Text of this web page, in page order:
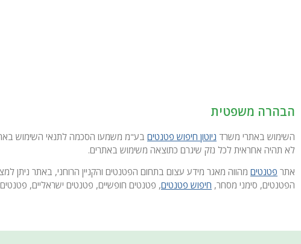
הבהרה משפטית
השימוש באתרי משרד ניוטון חיפוש פטנטים בע"מ משמעו הסכמה לתנאי השימוש
לא תהיה אחראית לכל נזק שיגרם כתוצאה משימוש באתרים.
אתר פטנטים מהווה מאגר מידע עצום בתחום הפטנטים והקניין הרוחני, באתר ניתן
הפטנטים, סימני מסחר, חיפוש פטנטים, פטנטים חופשיים, פטנטים ישראליים, פטנטים